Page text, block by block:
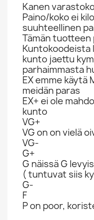
Kanen
Paino/koko ei
suuhteellinen
Tämän tuotteen
Kuntokoodeista
kunto jaettu
parhaimmasta
EX emme käytä
meidän paras
EX+ ei ole
kunto
VG+
VG on on vielä
VG-
G+
G näissä G
( tuntuvat siis
G-
F
P on poor,